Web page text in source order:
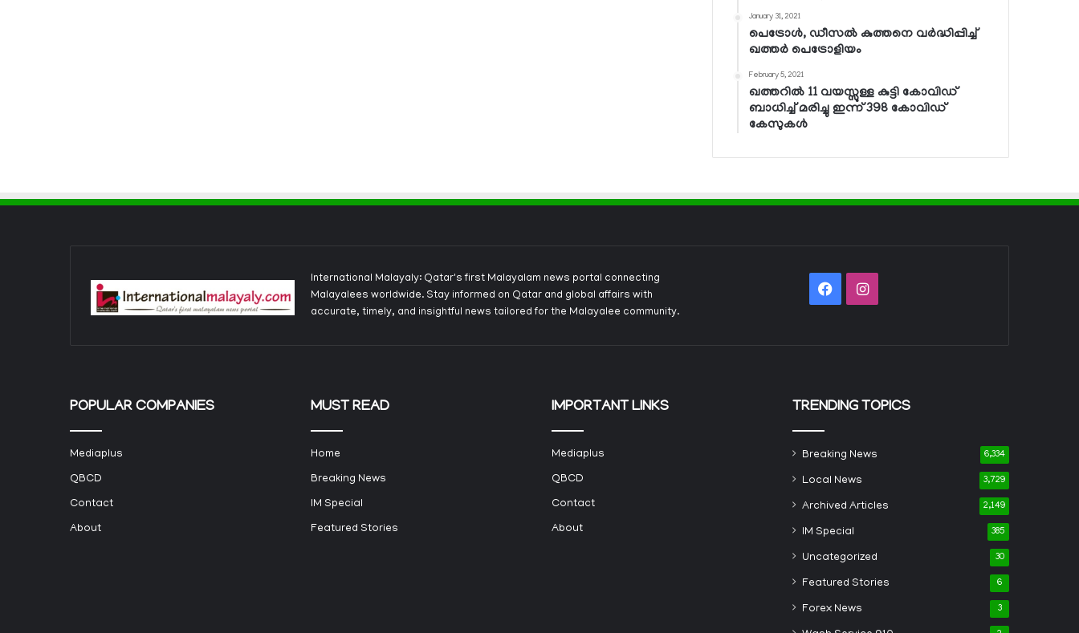
January 31, 2021
പെട്രോള്‍, ഡീസല്‍ കുത്തനെ വര്‍ദ്ധിപ്പിച്ച്
ഖത്തര്‍ പെട്രോളിയം
February 5, 2021
ഖത്തറില്‍ 11 വയസ്സുള്ള കുട്ടി കോവിഡ്
ബാധിച്ച് മരിച്ചു ഇന്ന് 398 കോവിഡ്
കേസുകള്‍
International Malayaly: Qatar's first Malayalam news portal connecting
Malayalees worldwide. Stay informed on Qatar and global affairs with
accurate, timely, and insightful news tailored for the Malayalee community.
FacebookInstagram
POPULAR COMPANIES
Mediaplus
QBCD
Contact
About
MUST READ
Home
Breaking News
IM Special
Featured Stories
IMPORTANT LINKS
Mediaplus
QBCD
Contact
About
TRENDING TOPICS
Breaking News 6,334
Local News 3,729
Archived Articles 2,149
IM Special 385
Uncategorized 30
Featured Stories 6
Forex News 3